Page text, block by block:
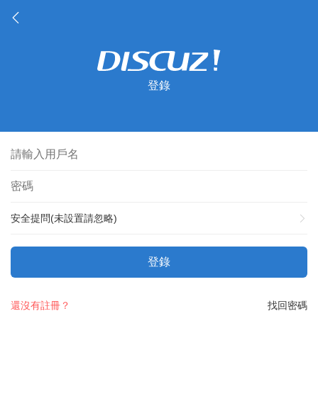
登錄
安全提問(未設置請忽略)
登錄
找回密碼
還沒有註冊？